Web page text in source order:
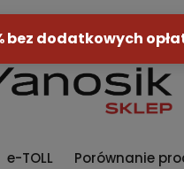
e-TOLL Porównanie